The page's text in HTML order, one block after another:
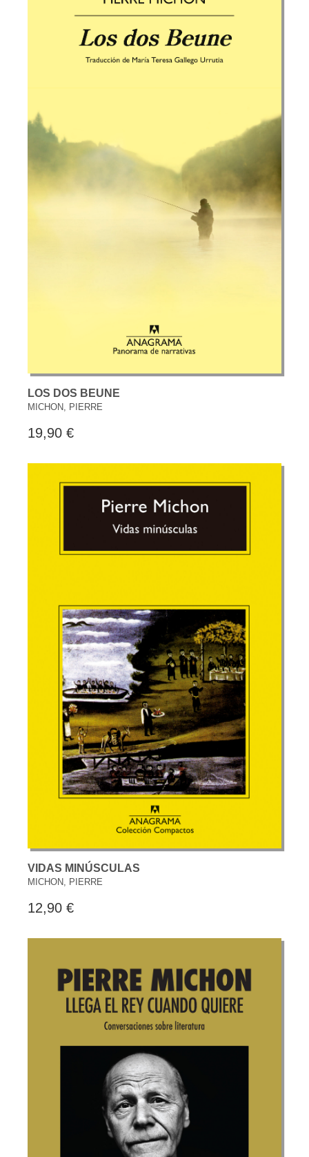
LOS DOS BEUNE
MICHON, PIERRE
19,90 €
VIDAS MINÚSCULAS
MICHON, PIERRE
12,90 €